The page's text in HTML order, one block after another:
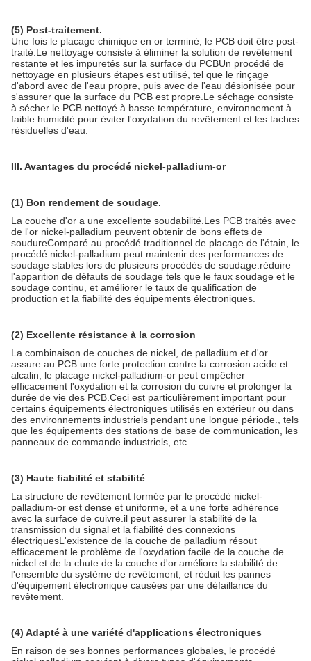
(5) Post-traitement.
Une fois le placage chimique en or terminé, le PCB doit être post-
traité.Le nettoyage consiste à éliminer la solution de revêtement
restante et les impuretés sur la surface du PCBUn procédé de
nettoyage en plusieurs étapes est utilisé, tel que le rinçage
d'abord avec de l'eau propre, puis avec de l'eau désionisée pour
s'assurer que la surface du PCB est propre.Le séchage consiste
à sécher le PCB nettoyé à basse température, environnement à
faible humidité pour éviter l'oxydation du revêtement et les taches
résiduelles d'eau.
III. Avantages du procédé nickel-palladium-or
(1) Bon rendement de soudage.
La couche d'or a une excellente soudabilité.Les PCB traités avec
de l'or nickel-palladium peuvent obtenir de bons effets de
soudureComparé au procédé traditionnel de placage de l'étain, le
procédé nickel-palladium peut maintenir des performances de
soudage stables lors de plusieurs procédés de soudage.réduire
l'apparition de défauts de soudage tels que le faux soudage et le
soudage continu, et améliorer le taux de qualification de
production et la fiabilité des équipements électroniques.
(2) Excellente résistance à la corrosion
La combinaison de couches de nickel, de palladium et d'or
assure au PCB une forte protection contre la corrosion.acide et
alcalin, le placage nickel-palladium-or peut empêcher
efficacement l'oxydation et la corrosion du cuivre et prolonger la
durée de vie des PCB.Ceci est particulièrement important pour
certains équipements électroniques utilisés en extérieur ou dans
des environnements industriels pendant une longue période., tels
que les équipements des stations de base de communication, les
panneaux de commande industriels, etc.
(3) Haute fiabilité et stabilité
La structure de revêtement formée par le procédé nickel-
palladium-or est dense et uniforme, et a une forte adhérence
avec la surface de cuivre.il peut assurer la stabilité de la
transmission du signal et la fiabilité des connexions
électriquesL'existence de la couche de palladium résout
efficacement le problème de l'oxydation facile de la couche de
nickel et de la chute de la couche d'or.améliore la stabilité de
l'ensemble du système de revêtement, et réduit les pannes
d'équipement électronique causées par une défaillance du
revêtement.
(4) Adapté à une variété d'applications électroniques
En raison de ses bonnes performances globales, le procédé